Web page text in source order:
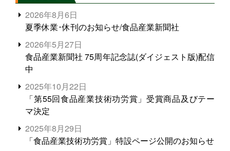
2026年8月6日
夏季休業･休刊のお知らせ/食品産業新聞社
2026年5月27日
食品産業新聞社 75周年記念誌(ダイジェスト版)配信
中
2025年10月22日
「第55回食品産業技術功労賞」受賞商品及びテー
マ決定
2025年8月29日
「食品産業技術功労賞」特設ページ公開のお知らせ